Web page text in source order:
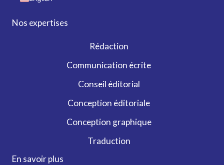
Nos expertises
Rédaction
Communication écrite
Conseil éditorial
Conception éditoriale
Conception graphique
Traduction
En savoir plus